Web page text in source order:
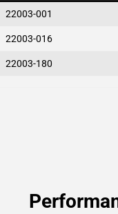
22003-001
22003-016
22003-180